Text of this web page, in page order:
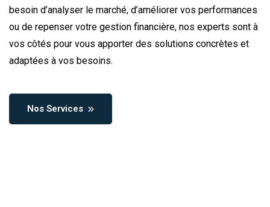
besoin d’analyser le marché, d’améliorer vos performances
ou de repenser votre gestion financière, nos experts sont à
vos côtés pour vous apporter des solutions concrètes et
adaptées à vos besoins.
Nos Services